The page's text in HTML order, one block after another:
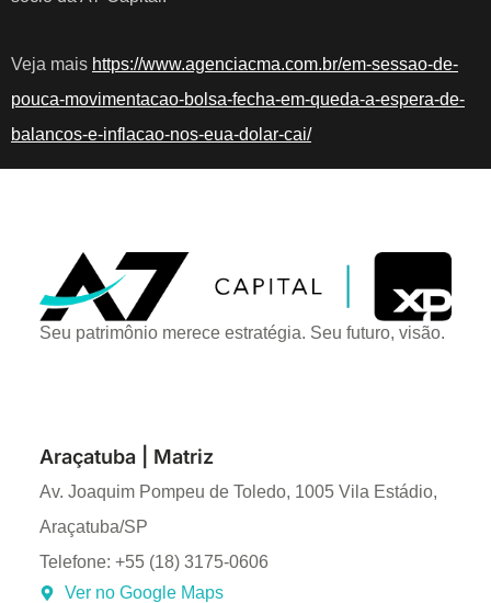
Veja mais https://www.agenciacma.com.br/em-sessao-de-
pouca-movimentacao-bolsa-fecha-em-queda-a-espera-de-
balancos-e-inflacao-nos-eua-dolar-cai/
Seu patrimônio merece estratégia. Seu futuro, visão.
Araçatuba | Matriz
Av. Joaquim Pompeu de Toledo, 1005 Vila Estádio,
Araçatuba/SP
Telefone: +55 (18) 3175-0606
Ver no Google Maps